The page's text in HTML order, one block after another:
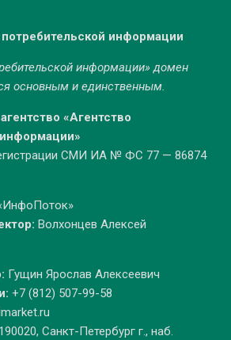
информации
информации» домен
основным и единственным.
«Агентство
СМИ ИА № ФС 77 — 86874
Волхонцев Алексей
Гущин Ярослав Алексеевич
+7 (812) 507-99-58
190020, Санкт-Петербург г., наб.